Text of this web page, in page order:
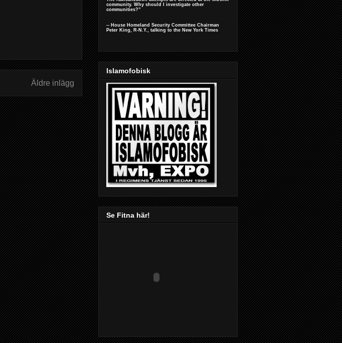
Äldre inlägg
community. Why should I investigate other
communities?”
-- House Homeland Security Committee Chairman
Peter King, R-N.Y., talking to the New York Times
Islamofobisk
Se Fitna här!